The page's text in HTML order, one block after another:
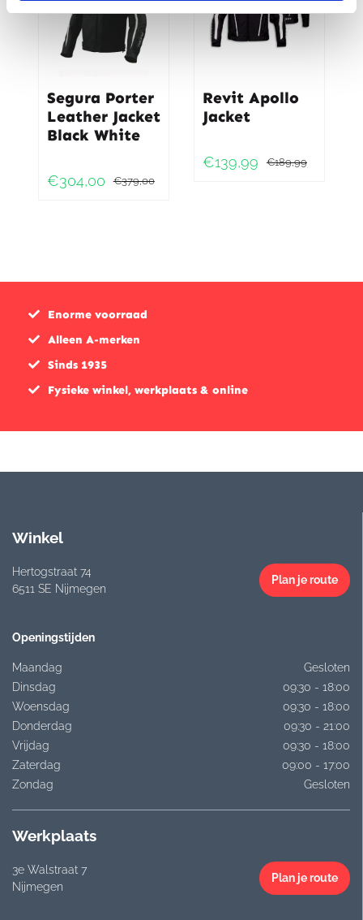
Segura Porter
Leather Jacket
Black White
€379,00
€304,00
Revit Apollo
Jacket
€189,99
€139,99
Enorme voorraad
Alleen A-merken
Sinds 1935
Fysieke winkel, werkplaats & online
Winkel
Hertogstraat 74
6511 SE Nijmegen
Plan je route
Openingstijden
Maandag
Gesloten
Dinsdag
09:30 - 18:00
Woensdag
09:30 - 18:00
Donderdag
09:30 - 21:00
Vrijdag
09:30 - 18:00
Zaterdag
09:00 - 17:00
Zondag
Gesloten
Werkplaats
3e Walstraat 7
Nijmegen
Plan je route